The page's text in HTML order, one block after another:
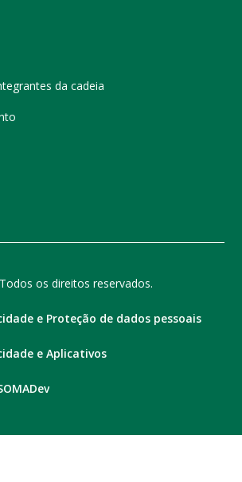
da cadeia
os direitos reservados.
e Proteção de dados pessoais
e Aplicativos